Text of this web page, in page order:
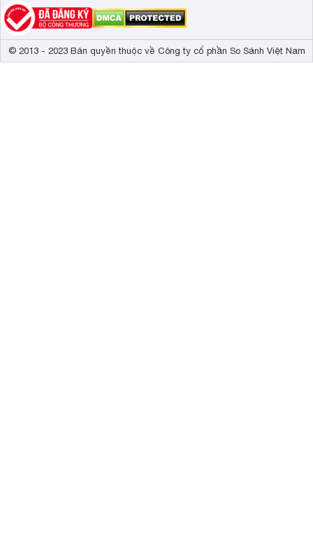
© 2013 - 2023 Bản quyền thuộc về Công ty cổ phần So Sánh Việt Nam